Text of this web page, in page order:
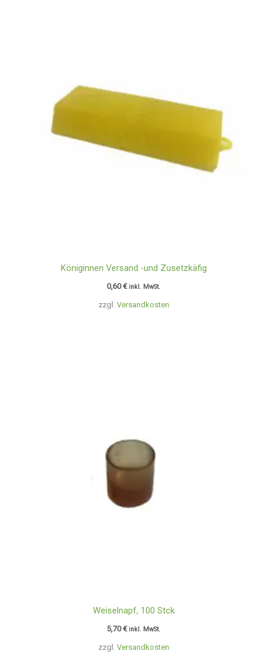
zzgl. Versandkosten
Königinnen Versand -und Zusetzkäfig
0,60€ inkl. MwSt.
zzgl. Versandkosten
Weiselnapf, 100 Stck
5,70€ inkl. MwSt.